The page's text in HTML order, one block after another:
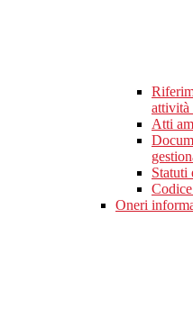
attività
Atti
Statuti
Oneri